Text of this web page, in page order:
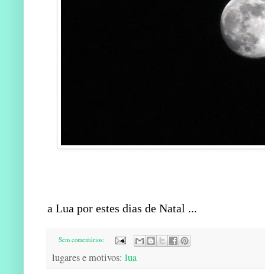
a Lua por estes dias de Natal ...
Sem comentários:
lugares e motivos: lua